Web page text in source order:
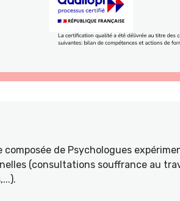
de Psychologues
(consultations souffrance au